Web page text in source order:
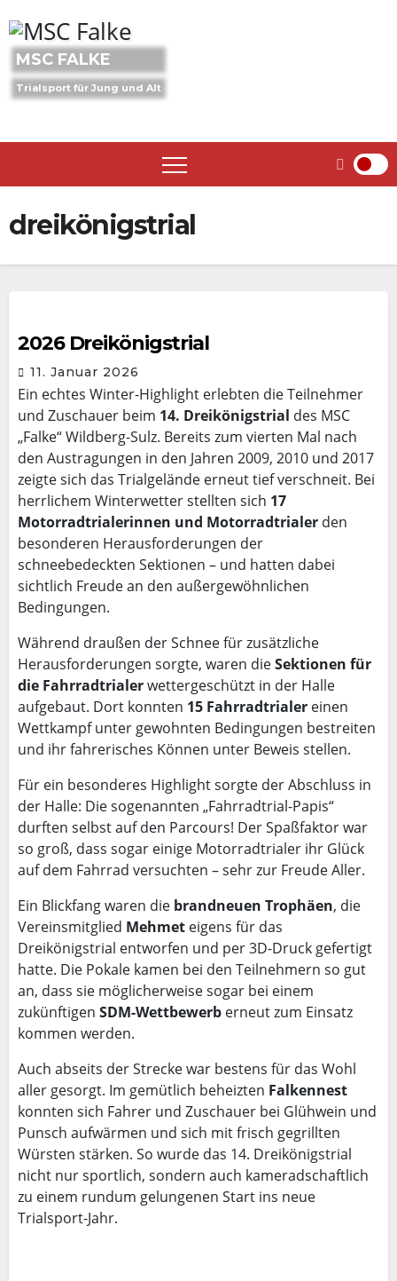
to
content
MSC FALKE
Trialsport für Jung und Alt
dreikönigstrial
2026 Dreikönigstrial
11. Januar 2026
Ein echtes Winter-Highlight erlebten die Teilnehmer
und Zuschauer beim 14. Dreikönigstrial des MSC
„Falke“ Wildberg-Sulz. Bereits zum vierten Mal nach
den Austragungen in den Jahren 2009, 2010 und 2017
zeigte sich das Trialgelände erneut tief verschneit. Bei
herrlichem Winterwetter stellten sich 17
Motorradtrialerinnen und Motorradtrialer den
besonderen Herausforderungen der
schneebedeckten Sektionen – und hatten dabei
sichtlich Freude an den außergewöhnlichen
Bedingungen.
Während draußen der Schnee für zusätzliche
Herausforderungen sorgte, waren dieSektionen für
die Fahrradtrialerwettergeschützt in der Halle
aufgebaut. Dort konnten 15 Fahrradtrialer einen
Wettkampf unter gewohnten Bedingungen bestreiten
und ihr fahrerisches Können unter Beweis stellen.
Für ein besonderes Highlight sorgte der Abschluss in
der Halle: Die sogenannten „Fahrradtrial-Papis“
durften selbst auf den Parcours! Der Spaßfaktor war
so groß, dass sogar einige Motorradtrialer ihr Glück
auf dem Fahrrad versuchten – sehr zur Freude Aller.
Ein Blickfang waren die brandneuen Trophäen, die
Vereinsmitglied Mehmet eigens für das
Dreikönigstrial entworfen und per 3D-Druck gefertigt
hatte. Die Pokale kamen bei den Teilnehmern so gut
an, dass sie möglicherweise sogar bei einem
zukünftigen SDM-Wettbewerb erneut zum Einsatz
kommen werden.
Auch abseits der Strecke war bestens für das Wohl
aller gesorgt. Im gemütlich beheizten Falkennest
konnten sich Fahrer und Zuschauer bei Glühwein und
Punsch aufwärmen und sich mit frisch gegrillten
Würsten stärken. So wurde das 14. Dreikönigstrial
nicht nur sportlich, sondern auch kameradschaftlich
zu einem rundum gelungenen Start ins neue
Trialsport-Jahr.